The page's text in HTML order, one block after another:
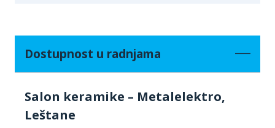
Dostupnost u radnjama
Salon keramike – Metalelektro,
Leštane